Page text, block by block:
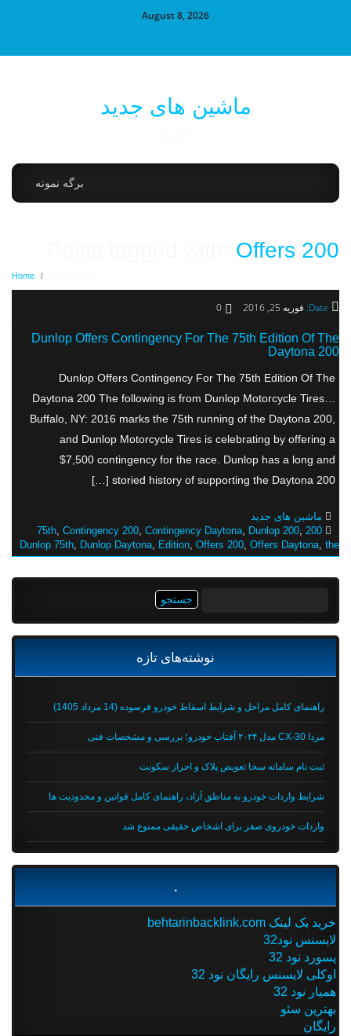
August 8, 2026
ماشین های جدید
برگه نمونه
Posts tagged with:Offers 200
Home
Date: فوریه 25, 2016 0
Dunlop Offers Contingency For The 75th Edition Of The
Daytona 200
Dunlop Offers Contingency For The 75th Edition Of The
Daytona 200 The following is from Dunlop Motorcycle Tires…
Buffalo, NY: 2016 marks the 75th running of the Daytona 200,
and Dunlop Motorcycle Tires is celebrating by offering a
$7,500 contingency for the race. Dunlop has a long and
storied history of supporting the Daytona 200 […]
ماشین های جدید
200 75th
,Contingency 200,Contingency Daytona,Dunlop 200,
Dunlop 75th,Dunlop Daytona,Edition,Offers 200,Offers Daytona,the
نوشته‌های تازه
راهنمای کامل مراحل و شرایط اسقاط خودرو فرسوده (14 مرداد 1405)
مزدا CX-30 مدل ۲۰۲۴ آفتاب خودرو؛ بررسی و مشخصات فنی
ثبت نام سامانه سخا تعویض پلاک و احراز سکونت
شرایط واردات خودرو به مناطق آزاد، راهنمای کامل قوانین و محدودیت ها
واردات خودروی صفر برای اشخاص حقیقی ممنوع شد
خرید بک لینک behtarinbacklink.com
لایسنس نود32
پسورد نود 32
اوکلی لایسنس رایگان نود 32
همیار نود 32
بهترین سئو
رایگان